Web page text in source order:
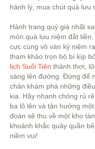
hành lý, mua chút quà lưu
Hành trang quý giá nhất
món quà lưu niệm đắt
cực cùng vô vàn kỷ niệm
tham khảo trọn bộ bí kíp
lịch Suối Tiên thảnh thơi,
sàng lên đường. Đừng để
chân khám phá những
kia. Hãy nhanh chóng rủ
ba lô lên và tận hưởng
đoàn sẽ thu về một kho
khoảnh khắc quây quần
niềm vui!